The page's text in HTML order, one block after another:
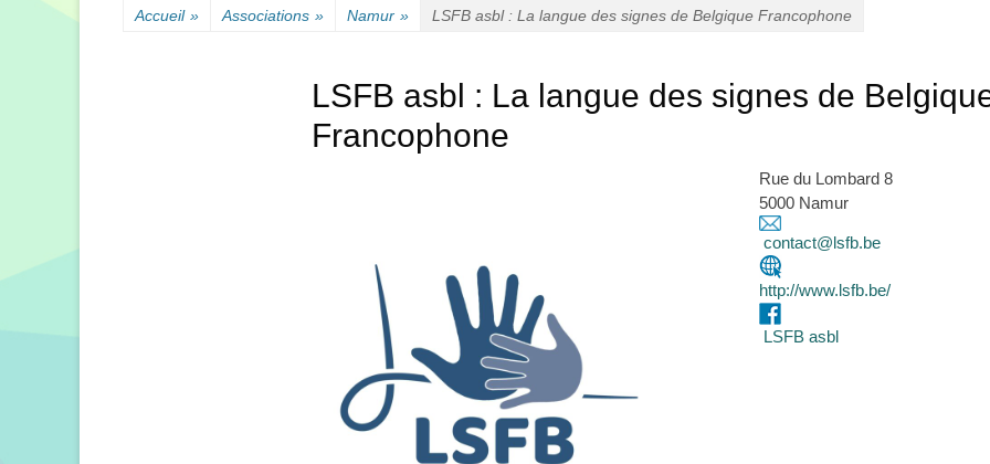
Accueil » Associations » Namur » LSFB asbl : La langue des signes de Belgique Francophone
LSFB asbl : La langue des signes de
Francophone
Rue du Lombard 8
5000 Namur
contact@lsfb.be
http://www.lsfb.be/
LSFB asbl